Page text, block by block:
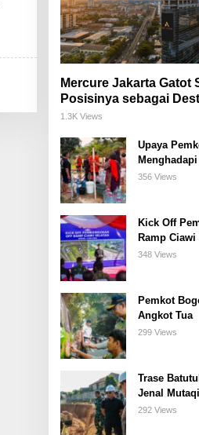
Mercure Jakarta Gatot
Posisinya sebagai
untuk Bisnis,
1.3K Views
Upaya
Panjang
356 Views
Kick Off
Ramp
Konektivitas
348 Views
Pemkot
Angkot Tua
299 Views
Trase
Jenal
Harus Beres
292 Views